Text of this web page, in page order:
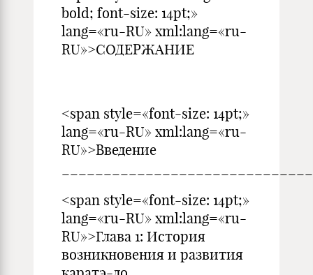
bold; font-size: 14pt;»
lang=«ru-RU» xml:lang=«ru-
RU»>СОДЕРЖАНИЕ
<span style=«font-size: 14pt;»
lang=«ru-RU» xml:lang=«ru-
RU»>Введение
<span style=«font-size: 14pt;»
lang=«ru-RU» xml:lang=«ru-
RU»>Глава 1: История
возникновения и развития